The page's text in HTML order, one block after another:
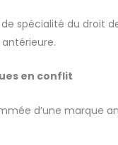
du droit
en conflit
d’une marque